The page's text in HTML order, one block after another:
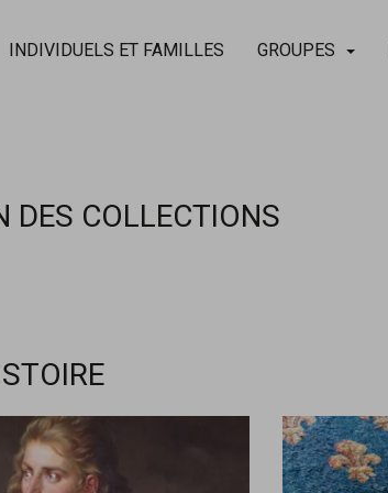
INDIVIDUELS ET FAMILLES GROUPES
DES COLLECTIONS